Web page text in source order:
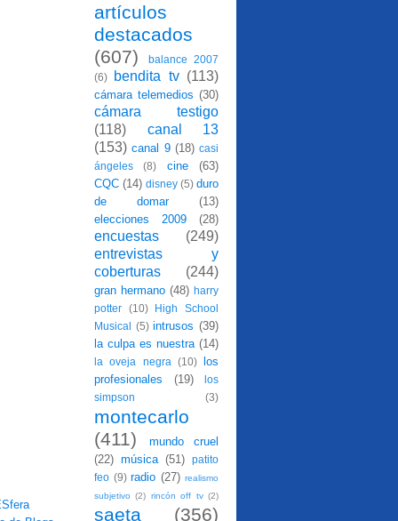
artículos
destacados
(607)
balance 2007
(6)
bendita tv (113)
cámara telemedios (30)
cámara testigo
(118)
canal 13
(153) canal 9 (18) casi
ángeles
(8) cine
(63)
CQC (14) disney (5) duro
de domar
(13)
elecciones 2009
(28)
encuestas
(249)
entrevistas y
coberturas
(244)
gran hermano (48) harry
potter
(10)
High School
Musical (5) intrusos (39)
la culpa es nuestra (14)
la oveja negra (10) los
profesionales
(19)
los
simpson
(3)
montecarlo
(411)
mundo cruel
(22) música (51)
patito
feo (9) radio (27) realismo
subjetivo (2) rincón off tv (2)
saeta (356)